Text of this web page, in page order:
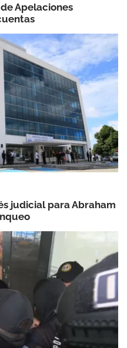
Apelaciones
judicial para Abraham